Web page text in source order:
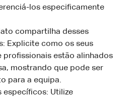
los especificamente
compartilha desses
Explicite como os seus
profissionais estão alinhados
mostrando que pode ser
para a equipa.
específicos: Utilize